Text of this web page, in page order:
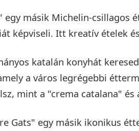
másik Michelin-csillagos
képviseli. Itt kreatív ételek
katalán konyhát
a város legrégebbi
mint a "crema catalana" és
Gats" egy másik ikonikus